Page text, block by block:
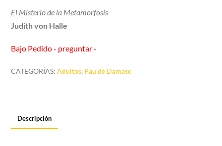
El Misterio de la Metamorfosis
Judith von Halle
Bajo Pedido - preguntar -
CATEGORÍAS:Adultos, Pau de Damasc
Descripción